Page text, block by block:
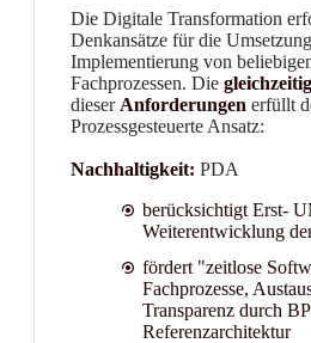
Die Digitale Transformation
Denkansätze für die
Implementierung von
Fachprozessen. Die
dieser Anforderungen erfüllt
Prozessgesteuerte Ansatz:
Nachhaltigkeit: PDA
berücksichtigt Erst-
Weiterentwicklung
fördert "zeitlose
Fachprozesse,
Transparenz durch
Referenzarchitektur